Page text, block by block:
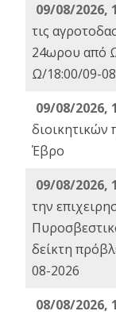
09/08/2026,
τις
24ωρου από
Ω/18:00/09-
09/08/2026,
διοικητικών
Έβρο
09/08/2026,
την
δείκτη
08-2026
08/08/2026,